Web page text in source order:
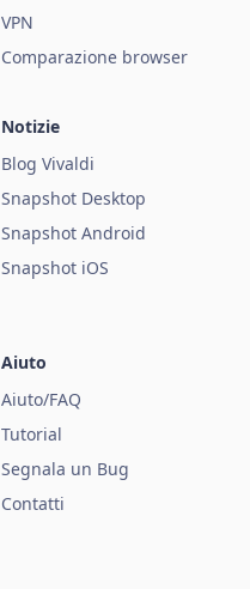
VPN
Comparazione browser
Notizie
Blog Vivaldi
Snapshot Desktop
Snapshot Android
Snapshot iOS
Aiuto
Aiuto/FAQ
Tutorial
Segnala un Bug
Contatti